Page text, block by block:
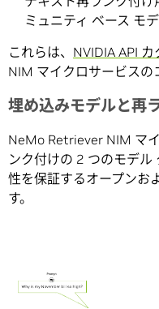
ミュニティ ベース モ
これらは、 NVIDIA API カ
NIM マイクロサービスの
埋め込みモデルと再
NeMo Retriever NIM マ
ンク付けの 2 つのモデ
性を保証するオープンお
す。